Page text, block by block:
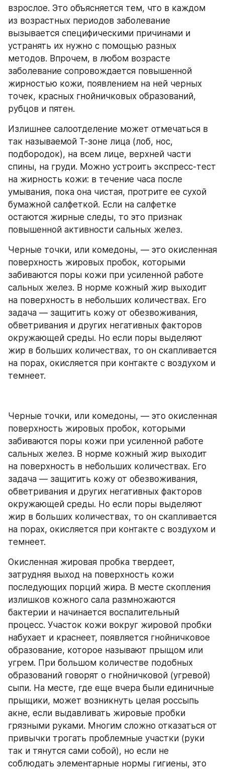
взрослое. Это объясняется тем, что в каждом
из возрастных периодов заболевание
вызывается специфическими причинами и
устранять их нужно с помощью разных
методов. Впрочем, в любом возрасте
заболевание сопровождается повышенной
жирностью кожи, появлением на ней черных
точек, красных гнойничковых образований,
рубцов и пятен.
Излишнее салоотделение может отмечаться в
так называемой Т-зоне лица (лоб, нос,
подбородок), на всем лице, верхней части
спины, на груди. Можно устроить экспресс-тест
на жирность кожи: в течение часа после
умывания, пока она чистая, протрите ее сухой
бумажной салфеткой. Если на салфетке
остаются жирные следы, то это признак
повышенной активности сальных желез.
Черные точки, или комедоны, — это окисленная
поверхность жировых пробок, которыми
забиваются поры кожи при усиленной работе
сальных желез. В норме кожный жир выходит
на поверхность в небольших количествах. Его
задача — защитить кожу от обезвоживания,
обветривания и других негативных факторов
окружающей среды. Но если поры выделяют
жир в больших количествах, то он скапливается
на порах, окисляется при контакте с воздухом и
темнеет.
Черные точки, или комедоны, — это окисленная
поверхность жировых пробок, которыми
забиваются поры кожи при усиленной работе
сальных желез. В норме кожный жир выходит
на поверхность в небольших количествах. Его
задача — защитить кожу от обезвоживания,
обветривания и других негативных факторов
окружающей среды. Но если поры выделяют
жир в больших количествах, то он скапливается
на порах, окисляется при контакте с воздухом и
темнеет.
Окисленная жировая пробка твердеет,
затрудняя выход на поверхность кожи
последующих порций жира. В месте скопления
излишков кожного сала размножаются
бактерии и начинается воспалительный
процесс. Участок кожи вокруг жировой пробки
набухает и краснеет, появляется гнойничковое
образование, которое называют прыщом или
угрем. При большом количестве подобных
образований говорят о гнойничковой (угревой)
сыпи. На месте, где еще вчера были единичные
прыщики, может возникнуть целая россыпь
акне, если выдавливать жировые пробки
грязными руками. Многим сложно отказаться от
привычки трогать проблемные участки (руки
так и тянутся сами собой), но если не
соблюдать элементарные нормы гигиены, это